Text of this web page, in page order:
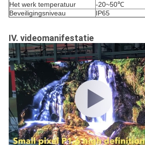
Het werk temperatuur
-20~50℃
Beveiligingsniveau
IP65
IV. videomanifestatie